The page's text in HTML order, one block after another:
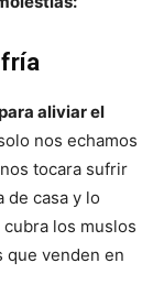
fría
aliviar el
nos echamos
tocara sufrir
de casa y lo
los muslos
que venden en